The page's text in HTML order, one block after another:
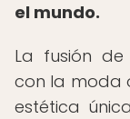
el mundo.
La fusión de
con la moda
estética